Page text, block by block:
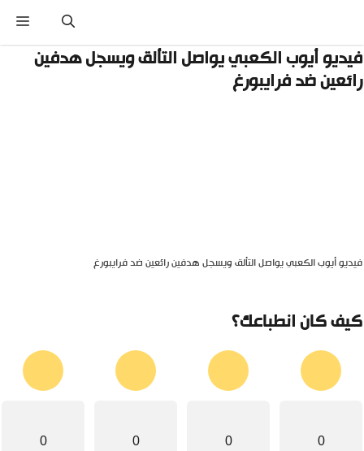
أيوب الكعبي يواصل التألق ويسجل هدفين
ضد فرايبورغ
أيوب الكعبي يواصل التألق ويسجل هدفين رائعين ضد فرايبورغ
كان انطباعك؟
0
0
0
0